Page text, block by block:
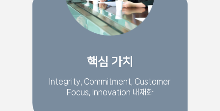
핵심 가치
Integrity, Commitment, Customer
Focus, Innovation 내재화